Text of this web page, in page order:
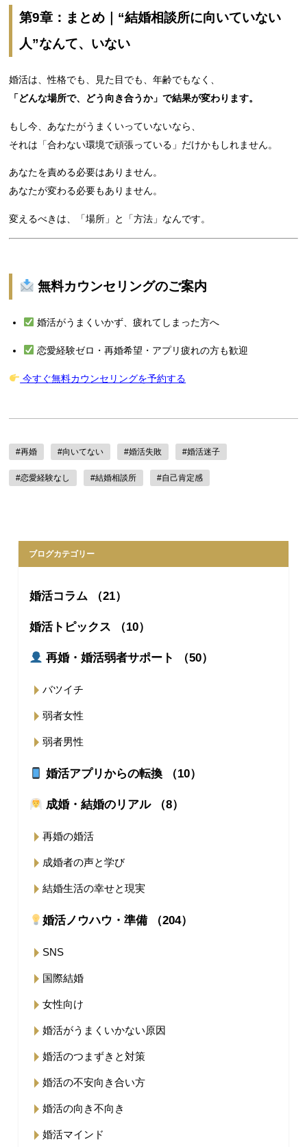
第9章：まとめ｜“結婚相談所に向いていない
人”なんて、いない
婚活は、性格でも、見た目でも、年齢でもなく、
「どんな場所で、どう向き合うか」で結果が変わります。
もし今、あなたがうまくいっていないなら、
それは「合わない環境で頑張っている」だけかもしれません。
あなたを責める必要はありません。
あなたが変わる必要もありません。
変えるべきは、「場所」と「方法」なんです。
無料カウンセリングのご案内
婚活がうまくいかず、疲れてしまった方へ
恋愛経験ゼロ・再婚希望・アプリ疲れの方も歓迎
今すぐ無料カウンセリングを予約する
#再婚 #向いてない #婚活失敗 #婚活迷子
#恋愛経験なし #結婚相談所 #自己肯定感
ブログカテゴリー
婚活コラム （21）
婚活トピックス （10）
再婚・婚活弱者サポート （50）
バツイチ
弱者女性
弱者男性
婚活アプリからの転換 （10）
成婚・結婚のリアル （8）
再婚の婚活
成婚者の声と学び
結婚生活の幸せと現実
婚活ノウハウ・準備 （204）
SNS
国際結婚
女性向け
婚活がうまくいかない原因
婚活のつまずきと対策
婚活の不安向き合い方
婚活の向き不向き
婚活マインド